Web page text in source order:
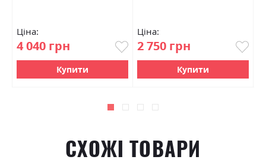
Ціна:
4 040 грн
Купити
Ціна:
2 750 грн
Купити
СХОЖІ ТОВАРИ